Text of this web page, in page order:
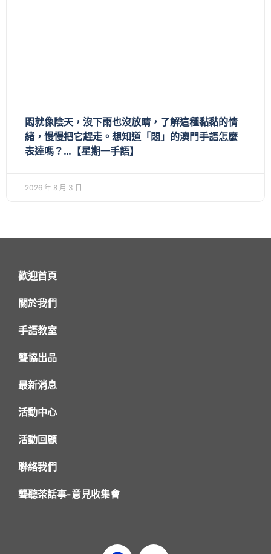
悶就像陰天，沒下雨也沒放晴，了解這種黏黏的情
緒，慢慢把它趕走。想知道「悶」的澳門手語怎麼
表達嗎？…【星期一手語】
2026 年 8 月 3 日
歡迎首頁
關於我們
手語教室
聾協出品
最新消息
活動中心
活動回顧
聯絡我們
聾聽茶話事-意見收集會